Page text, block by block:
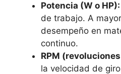
Potencia (W o HP):
de trabajo. A
desempeño en
continuo.
RPM
la velocidad de